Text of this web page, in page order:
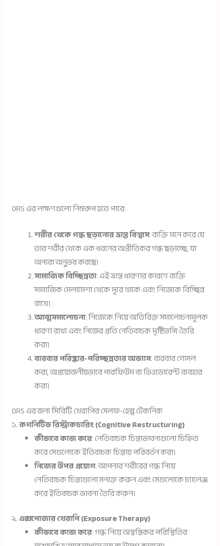
ORS এর লক্ষণগুলো নিম্নরূপ হতে পারে:
শরীর থেকে গন্ধ ছড়ানোর ভ্রান্ত বিশ্বাস: ব্যক্তি মনে করে যে
তার শরীর থেকে এক ধরনের অপ্রীতিকর গন্ধ ছড়াচ্ছে, যা
অন্যরা অনুভব করছে।
সামাজিক বিচ্ছিন্নতা: এই ভ্রান্ত ধারণার কারণে ব্যক্তি
সামাজিক মেলামেশা থেকে দূরে থাকে এবং নিজেকে বিচ্ছিন্ন
রাখে।
আত্মসমালোচনা: নিজেকে নিয়ে অতিরিক্ত সমালোচনামূলক
ধারণা রাখা এবং নিজের প্রতি নেতিবাচক দৃষ্টিভঙ্গি তৈরি
করা।
বারবার পরিষ্কার-পরিচ্ছন্নতার অভ্যাস: বারবার গোসল
করা, অপ্রয়োজনীয়ভাবে পারফিউম বা ডিওডোরেন্ট ব্যবহার
করা।
ORS এর জন্য সিবিটি থেরাপির সেলফ-হেল্প টেকনিক
১.কগনিটিভ রিস্ট্রাকচারিং (Cognitive Restructuring)
কীভাবে কাজ করে: নেতিবাচক চিন্তাভাবনাগুলো চিহ্নিত
করে সেগুলোকে ইতিবাচক চিন্তায় পরিবর্তন করা।
নিজের উপর প্রয়োগ: আপনার শরীরের গন্ধ নিয়ে
নেতিবাচক চিন্তাগুলো সনাক্ত করুন এবং সেগুলোকে চ্যালেঞ্জ
করে ইতিবাচক ভাবনা তৈরি করুন।
২.এক্সপোজার থেরাপি (Exposure Therapy)
কীভাবে কাজ করে: গন্ধ নিয়ে অস্বস্তিকর পরিস্থিতির